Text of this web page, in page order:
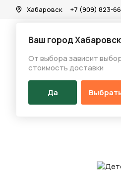
Хабаровск
Ваш город
От выбора зависит
стоимость доставки
Да
+7 (909) 823-
На главную
Каталог/Самокаты/